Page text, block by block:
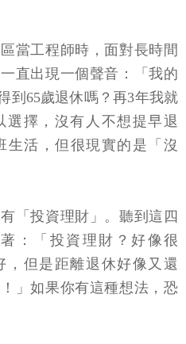
當工程師時，面對長時間
直出現一個聲音：「我的
到65歲退休嗎？再3年我就
擇，沒有人不想提早退
生活，但很現實的是「沒
「投資理財」。聽到這四
：「投資理財？好像很
但是距離退休好像又還
」如果你有這種想法，恐